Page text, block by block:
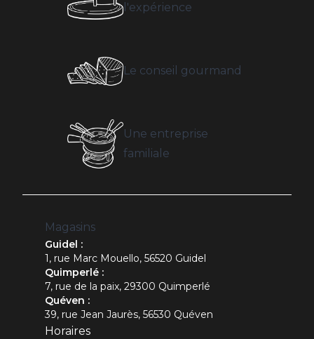
l'expérience
Le conseil gourmand
Une entreprise
familiale
Magasins
Guidel :
1, rue Marc Mouello, 56520 Guidel
Quimperlé :
7, rue de la paix, 29300 Quimperlé
Quéven :
39, rue Jean Jaurès, 56530 Quéven
Horaires